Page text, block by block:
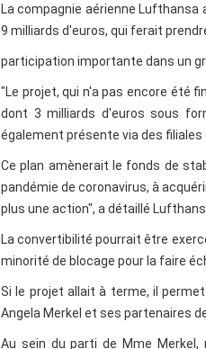
La compagnie aérienne
9 milliards d'euros, qui ferait
participation importante dans un
"Le projet, qui n'a pas encore été
dont 3 milliards d'euros sous
également présente via des filiales
Ce plan amènerait le fonds de
pandémie de coronavirus, à
plus une action", a détaillé
La convertibilité pourrait être
minorité de blocage pour la faire
Si le projet allait à terme, il
Angela Merkel et ses partenaires
Au sein du parti de Mme